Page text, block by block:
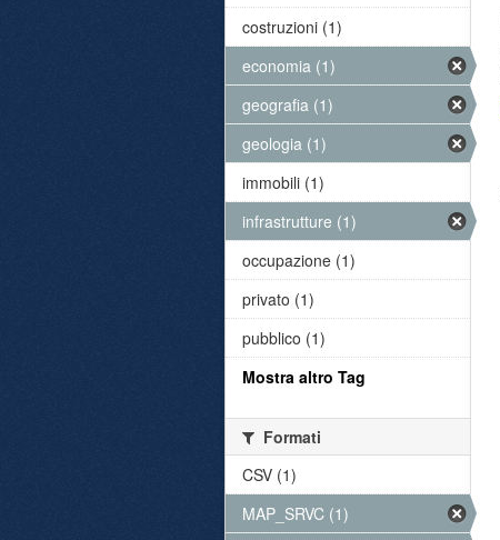
costruzioni (1)
economia (1)
geografia (1)
geologia (1)
immobili (1)
infrastrutture (1)
occupazione (1)
privato (1)
pubblico (1)
Mostra altro Tag
Formati
CSV (1)
MAP_SRVC (1)